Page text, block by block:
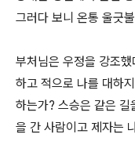
그러다 보니 온통 울긋
부처님은 우정을 강조했
하고 적으로 나를 대하
하는가? 스승은 같은 길
을 간 사람이고 제자는